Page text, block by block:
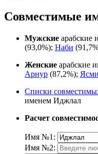
Совместимые
Мужские арабские
(93,0%); Наби
Женские арабские
Арнур (87,2%);
Списки
именем Иджлал
Расчет
Имя №1:
Имя №2: